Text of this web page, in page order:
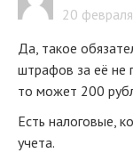
20
Да, такое
штрафов за её не
то может 200
Есть налоговые,
учета.